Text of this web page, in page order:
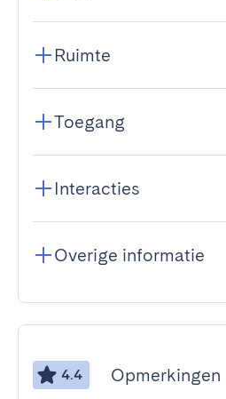
Ruimte
Toegang
Interacties
Overige informatie
4.4 Opmerkingen